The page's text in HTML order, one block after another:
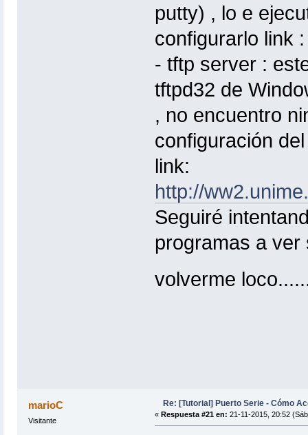
putty) , lo e
configurarlo link
- tftp server :
tftpd32 de
, no encuentro
configuración
link:
http://
Seguiré
programas a
volverme
marioC
Visitante
Re: [Tutorial] Puerto Serie - Cómo
« Respuesta #21 en: 21-11-2015, 20:52